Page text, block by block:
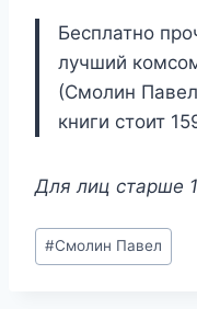
Бесплатно
лучший
(Смолин
книги стоит
Для лиц старше
Метки
записи:
#Смолин Павел